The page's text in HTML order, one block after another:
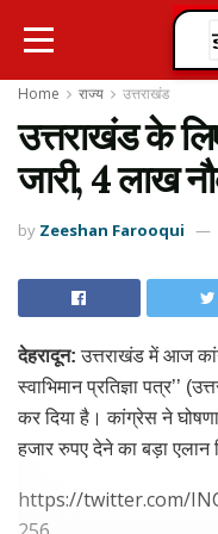
Home राज्य उत्तराखंड
उत्तराखंड के
जारी, 4 लाख
by Zeeshan Farooqui
देहरादून: उत्तराखंड में आज
स्वाभिमान प्रतिज्ञा पत्र’’
कर दिया है। कांग्रेस ने
हजार रुपए देने का बड़ा एलान
https://twitter.com/